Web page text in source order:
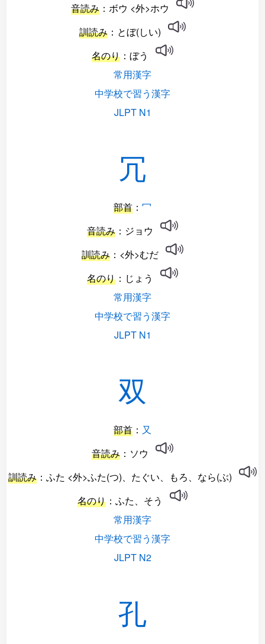
音読み ：ボウ <外>ホウ
訓読み ：とぼ(しい)
名のり ：ぼう
常用漢字
中学校で習う漢字
JLPT N1
冗
部首 ： 冖
音読み ：ジョウ
訓読み ：<外>むだ
名のり ：じょう
常用漢字
中学校で習う漢字
JLPT N1
双
部首 ： 又
音読み ：ソウ
訓読み ：ふた <外>ふた(つ)、たぐい、もろ、なら(ぶ)
名のり ：ふた、そう
常用漢字
中学校で習う漢字
JLPT N2
孔